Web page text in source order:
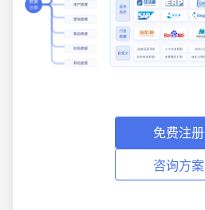
免费注册
咨询方案